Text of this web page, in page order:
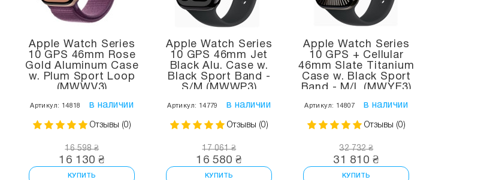
Apple Watch Series
10 GPS 46mm Rose
Gold Aluminum Case
w. Plum Sport Loop
(MWWV3)
Артикул: 14818 в наличии
Отзывы (0)
16 598 ₴
16 130 ₴
КУПИТЬ
Apple Watch Series
10 GPS 46mm Jet
Black Alu. Case w.
Black Sport Band -
S/M (MWWP3)
Артикул: 14779 в наличии
Отзывы (0)
17 061 ₴
16 580 ₴
КУПИТЬ
Apple Watch Series
10 GPS + Cellular
46mm Slate Titanium
Case w. Black Sport
Band - M/L (MWYE3)
Артикул: 14807 в наличии
Отзывы (0)
32 732 ₴
31 810 ₴
КУПИТЬ